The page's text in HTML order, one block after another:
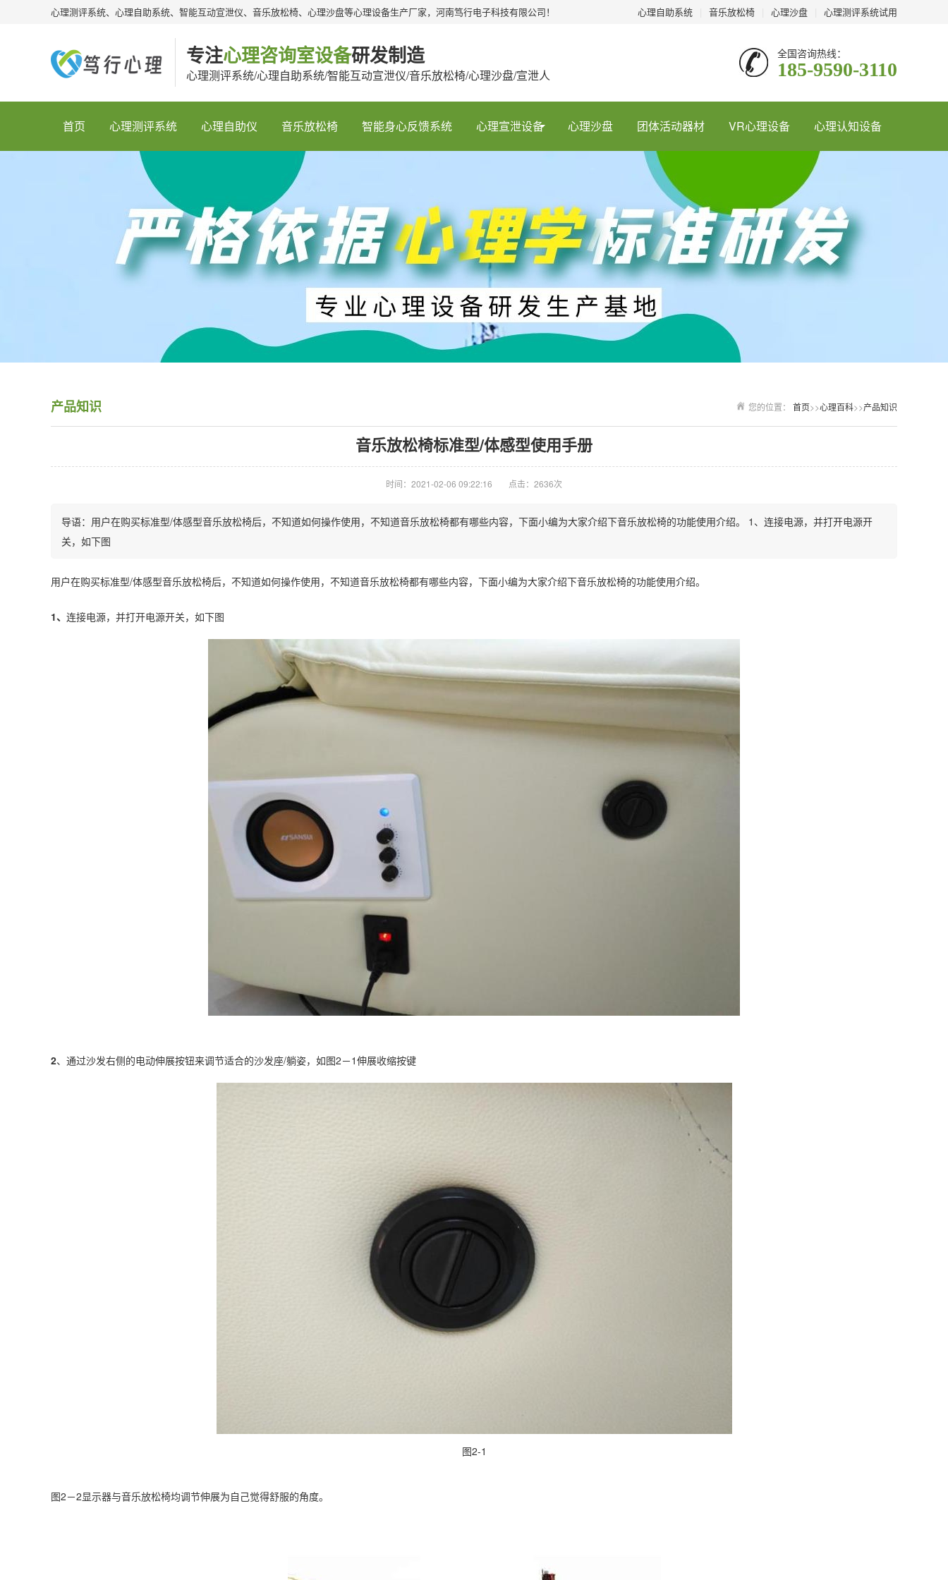
心理自助系统 音乐放松椅 心理沙盘 心理测评系统试用
心理测评系统、心理自助系统、智能互动宣泄仪、音乐放松椅、心理沙盘等心理设备生产厂家，河南笃行电子科技有限公司！
专注心理咨询室设备研发制造
心理测评系统/心理自助系统/智能互动宣泄仪/音乐放松椅/心理沙盘/宣泄人
全国咨询热线：
185-9590-3110
首页 心理测评系统 心理自助仪 音乐放松椅 智能身心反馈系统 心理宣泄设备 心理沙盘 团体活动器材 VR心理设备 心理认知设备
您的位置： 首页>>心理百科>>产品知识
产品知识
音乐放松椅标准型/体感型使用手册
时间：2021-02-06 09:22:16 点击：2636次
导语：用户在购买标准型/体感型音乐放松椅后，不知道如何操作使用，不知道音乐放松椅都有哪些内容，下面小编为大家介绍下音乐放松椅的功能使用介绍。 1、连接电源，并打开电源开
关，如下图
用户在购买标准型/体感型音乐放松椅后，不知道如何操作使用，不知道音乐放松椅都有哪些内容，下面小编为大家介绍下音乐放松椅的功能使用介绍。
1、 连接电源，并打开电源开关，如下图
2、通过沙发右侧的电动伸展按钮来调节适合的沙发座/躺姿，如图2－1伸展收缩按键
图2-1
图2－2显示器与音乐放松椅均调节伸展为自己觉得舒服的角度。